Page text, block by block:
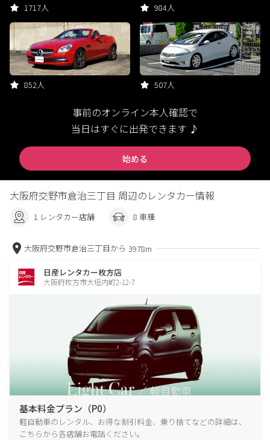
1717人 984人
852人 507人
事前のオンライン本人確認で
当日はすぐに出発できます ♪
始める
大阪府交野市倉治三丁目 周辺のレンタカー情報
1 レンタカー店舗 8 車種
大阪府交野市倉治三丁目から 3978m
日産レンタカー枚方店
大阪府枚方市大垣内町2-12-7
基本料金プラン（P0）
軽自動車のレンタル、お得な割引料金、乗り捨てなどの詳細は、
こちらから各店舗お電話ください。